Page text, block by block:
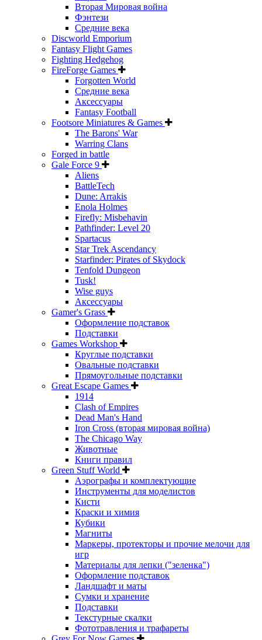
Вторая Мировая война
Фэнтези
Средние века
Discworld Emporium
Fantasy Flight Games
Fighting Hedgehog
FireForge Games
Forgotten World
Средние века
Аксессуары
Fantasy Football
Footsore Miniatures & Games
The Barons' War
Warring Clans
Forged in battle
Gale Force 9
Aliens
BattleTech
Dune: Arrakis
Enola Holmes
Firefly: Misbehavin
Pathfinder: Level 20
Spartacus
Star Trek Ascendancy
Starfinder: Pirates of Skydock
Tenfold Dungeon
Tusk!
Wise guys
Аксессуары
Gamer's Grass
Оформление подставок
Подставки
Games Workshop
Круглые подставки
Овальные подставки
Прямоугольные подставки
Great Escape Games
1914
Clash of Empires
Dead Man's Hand
Iron Cross (вторая мировая война)
The Chicago Way
Животные
Книги правил
Green Stuff World
Аэрографы и комплектующие
Инструменты для моделистов
Кисти
Краски и химия
Кубики
Магниты
Маркеры, протекторы и прочие мелочи для
игр
Материалы для лепки ("зеленка")
Оформление подставок
Ландшафт и маты
Сумки и хранение
Подставки
Текстурные скалки
Фототравления и трафареты